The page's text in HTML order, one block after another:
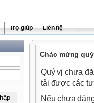
Trợ giúp Liên hệ
Chào mừng
Quý vị chưa
tải được các
Nếu chưa